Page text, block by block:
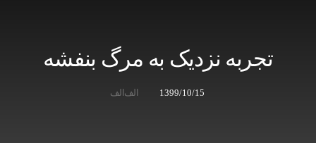
تجربه نزدیک به مرگ بنفشه
1399/10/15